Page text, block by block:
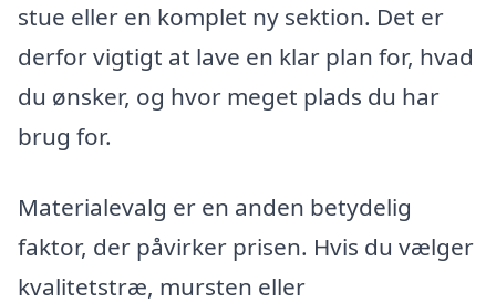
stue eller en komplet ny sektion. Det er
derfor vigtigt at lave en klar plan for, hvad
du ønsker, og hvor meget plads du har
brug for.
Materialevalg er en anden betydelig
faktor, der påvirker prisen. Hvis du vælger
kvalitetstræ, mursten eller